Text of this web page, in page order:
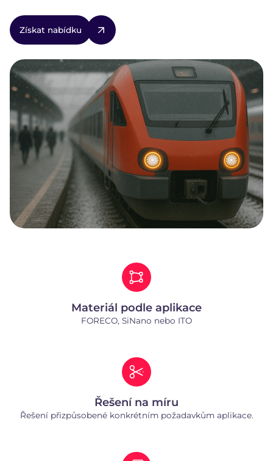
Získat nabídku
Materiál podle aplikace
FORECO, SiNano nebo ITO
Řešení na míru
Řešení přizpůsobené konkrétním požadavkům aplikace.